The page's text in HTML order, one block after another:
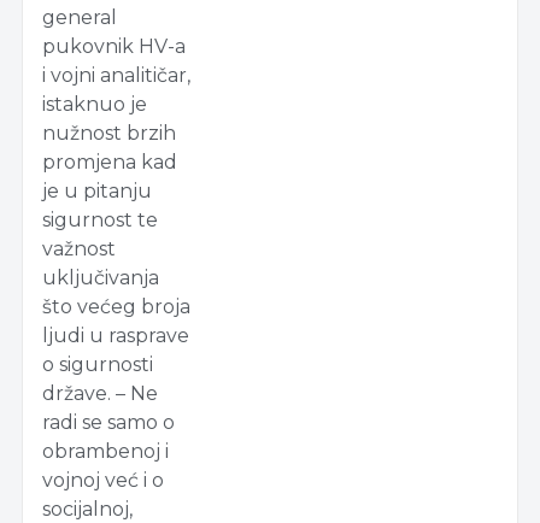
general
pukovnik HV-a
i vojni analitičar,
istaknuo je
nužnost brzih
promjena kad
je u pitanju
sigurnost te
važnost
uključivanja
što većeg broja
ljudi u rasprave
o sigurnosti
države. – Ne
radi se samo o
obrambenoj i
vojnoj već i o
socijalnoj,